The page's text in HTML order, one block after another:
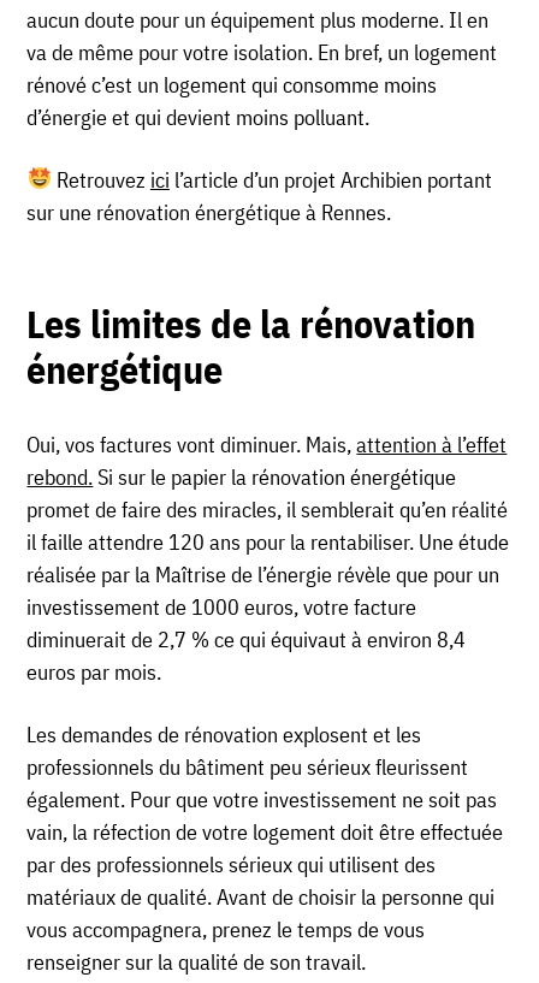
aucun doute pour un équipement plus moderne. Il en
va de même pour votre isolation. En bref, un logement
rénové c’est un logement qui consomme moins
d’énergie et qui devient moins polluant.
Retrouvez ici l’article d’un projet Archibien portant
sur une rénovation énergétique à Rennes.
Les limites de la rénovation
énergétique
Oui, vos factures vont diminuer. Mais,attention à l’effet
rebond. Si sur le papier la rénovation énergétique
promet de faire des miracles, il semblerait qu’en réalité
il faille attendre 120 ans pour la rentabiliser. Une étude
réalisée par la Maîtrise de l’énergie révèle que pour un
investissement de 1000 euros, votre facture
diminuerait de 2,7 % ce qui équivaut à environ 8,4
euros par mois.
Les demandes de rénovation explosent et les
professionnels du bâtiment peu sérieux fleurissent
également. Pour que votre investissement ne soit pas
vain, la réfection de votre logement doit être effectuée
par des professionnels sérieux qui utilisent des
matériaux de qualité. Avant de choisir la personne qui
vous accompagnera, prenez le temps de vous
renseigner sur la qualité de son travail.